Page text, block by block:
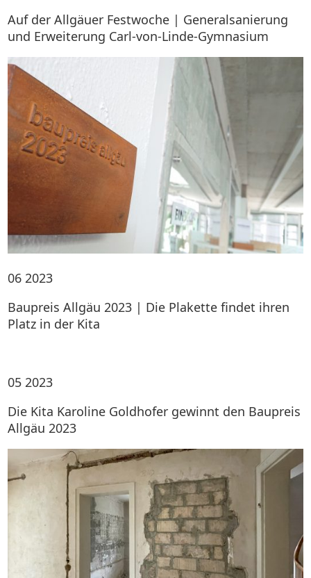
Auf der Allgäuer Festwoche | Generalsanierung
und Erweiterung Carl-von-Linde-Gymnasium
06 2023
Baupreis Allgäu 2023 | Die Plakette findet ihren
Platz in der Kita
05 2023
Die Kita Karoline Goldhofer gewinnt den Baupreis
Allgäu 2023